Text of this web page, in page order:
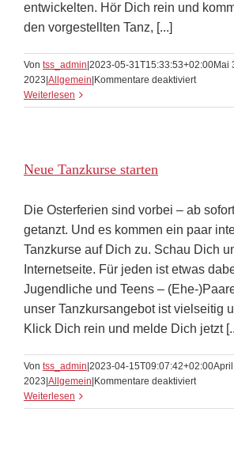
entwickelten. Hör Dich rein und
den vorgestellten Tanz, [...]
Von tss_admin 2023-05-31T15:33:53+02:00Mai
2023 Allgemein Kommentare deaktiviertfür
–
Weiterlesen
Neue Tanzkurse starten
Die Osterferien sind vorbei – ab
getanzt. Und es kommen ein paar
Tanzkurse auf Dich zu. Schau Dich
Internetseite. Für jeden ist etwas
Jugendliche und Teens – (Ehe-
unser Tanzkursangebot ist vielseitig
Klick Dich rein und melde Dich jetzt
Von tss_admin 2023-04-15T09:07:42+02:00
2023 Allgemein Kommentare deaktiviertfür
Weiterlesen